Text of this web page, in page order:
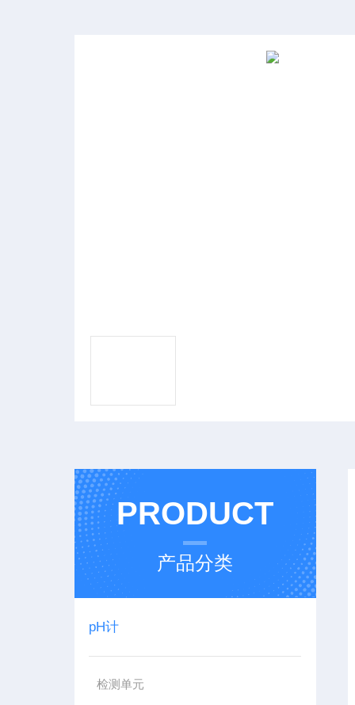
PRODUCT
产品分类
pH计
检测单元